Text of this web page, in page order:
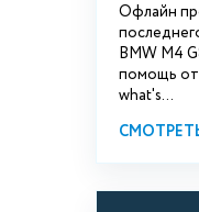
Офлайн
BMW М4
помощь от
what's...